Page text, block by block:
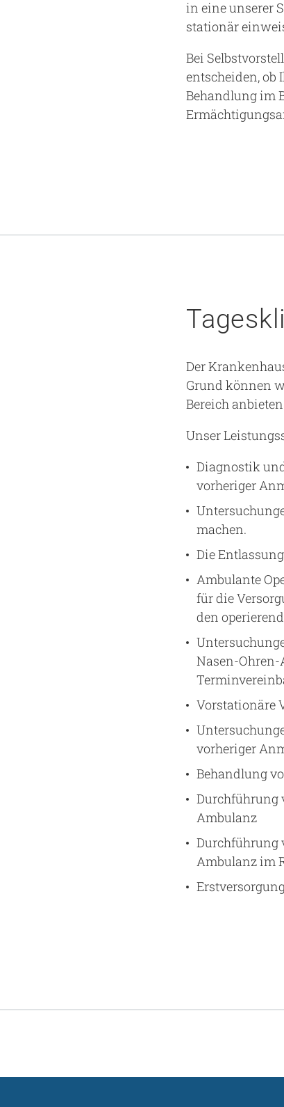
in eine unserer
stationär
Bei
entscheiden, ob
Behandlung im
Der
Grund können
Bereich
Unser
Diagnostik
vorheriger
machen.
Die
Ambulante
für die
den
Nasen-Ohren-
Vorstationäre
vorheriger
Behandlung
Durchführung
Ambulanz
Durchführung
Ambulanz im